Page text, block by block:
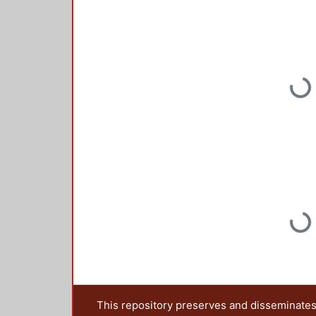
Loading...
Loading...
This repository preserves and